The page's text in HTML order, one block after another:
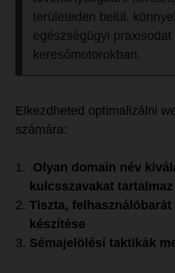
területeden belül,
egészségügyi praxisodat
keresőmotorokban.
Elkezdheted optimalizálni
számára:
Olyan domain név
kulcsszavakat tartalmaz
Tiszta,
készítése
Sémajelölési taktikák